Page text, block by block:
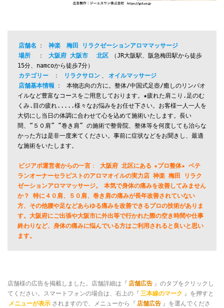
店舗名 ： 神楽
梅田 リラクゼーションアロママッサージ
場所
： 大阪府 大阪市 北区
（JR大阪駅、阪急梅田駅から徒歩
15分、namcoから徒歩7分）
カテゴリー
： リラクサロン 、
オイルマッサージ
店舗基本情報
：
本物志向の方に。整体/中国式足壺/癒しのリンパオ
イルなど豊富なコースをご用意しております。★疲れた肩こり.足のむ
くみ.目の疲れ.....様々なお悩みをお任せ下さい。お客様一人一人を
大切にし当日の体調に合わせて心を込めて施術いたします。長い
間、“５０肩” “巻き肩” の施術で整骨院、整体等を何度しても治らな
かった方は是非一度来てください。事前に症状などをお聞きし、最適
ビジアポ運営者からの一言 ： 大阪府 北区にある ★プロ整体★ ベテ
ランオーナーセラピストのアロマオイルの実力店 神楽 梅田 リラク
ゼーションアロママッサージ。
本気で身体の痛みを改善してみません
か？ 特に４０肩、５０肩、巻き肩の痛みが長年改善されていない
方、その他腰や足などあらゆる痛みを改善できるプロの技術がありま
す。大阪府にご出張や大阪市に外出等で行かれた際の空き時間や仕事
終わりなど、身体の痛みに悩んでいる方はご利用されると良いと思い
ます。
店舗様の広告を掲載しました。店舗詳細は『 店舗広告 』のタブをクリックし
てください。スマートフォンの場合は、右上の『 三本線のマーク 』を押すと
メニューが表示 されますので、メニューから『 店舗広告 』を選んでくださ